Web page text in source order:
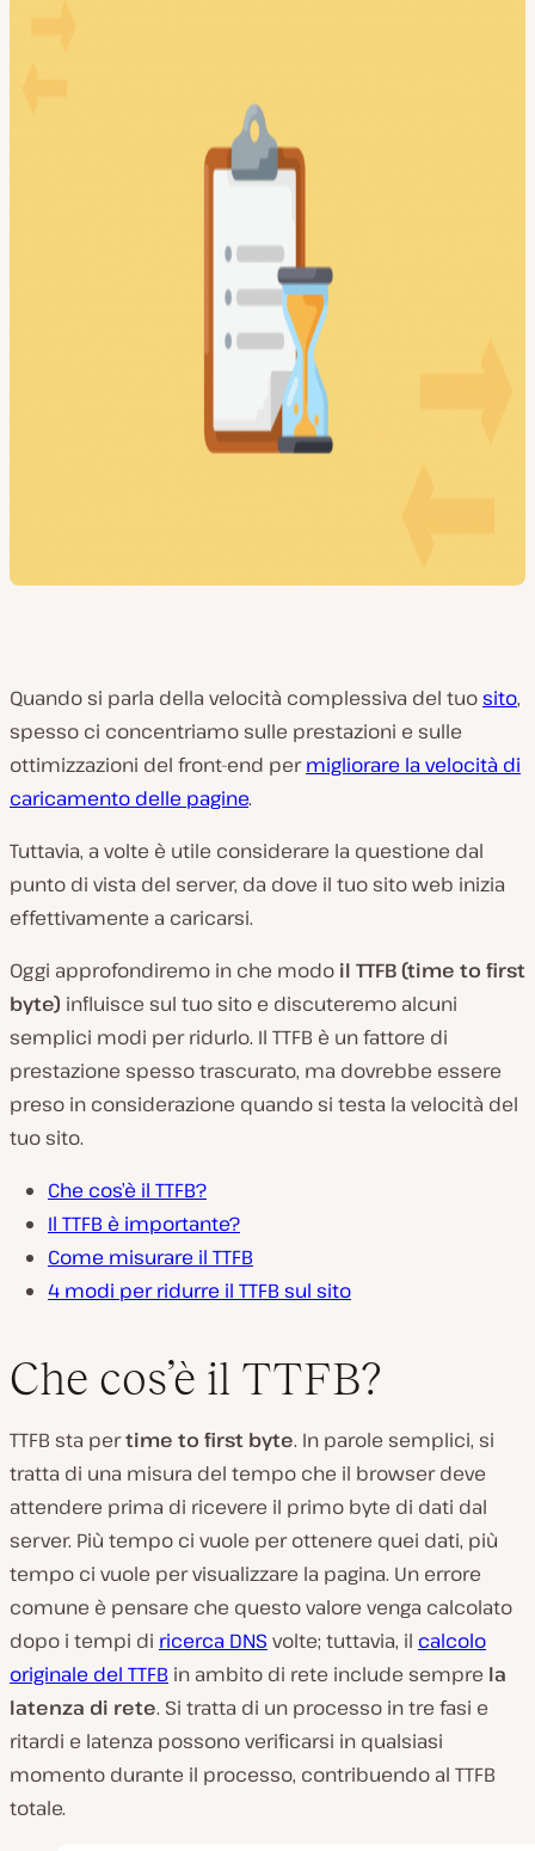
Quando si parla della velocità complessiva del tuosito,
spesso ci concentriamo sulle prestazioni e sulle
ottimizzazioni del front-end permigliorare la velocità di
caricamento delle pagine.
Tuttavia, a volte è utile considerare la questione dal
punto di vista del server, da dove il tuo sito web inizia
effettivamente a caricarsi.
Oggi approfondiremo in che modo il TTFB (time to first
byte) influisce sul tuo sito e discuteremo alcuni
semplici modi per ridurlo. Il TTFB è un fattore di
prestazione spesso trascurato, ma dovrebbe essere
preso in considerazione quando si testa la velocità del
tuo sito.
Che cos’è il TTFB?
Il TTFB è importante?
Come misurare il TTFB
4 modi per ridurre il TTFB sul sito
Che cos’è il TTFB?
TTFB sta pertime to first byte. In parole semplici, si
tratta di una misura del tempo che il browser deve
attendere prima di ricevere il primo byte di dati dal
server. Più tempo ci vuole per ottenere quei dati, più
tempo ci vuole per visualizzare la pagina. Un errore
comune è pensare che questo valore venga calcolato
dopo i tempi di ricerca DNS volte; tuttavia, il calcolo
originale del TTFB in ambito di rete include sempre la
latenza di rete. Si tratta di un processo in tre fasi e
ritardi e latenza possono verificarsi in qualsiasi
momento durante il processo, contribuendo al TTFB
totale.